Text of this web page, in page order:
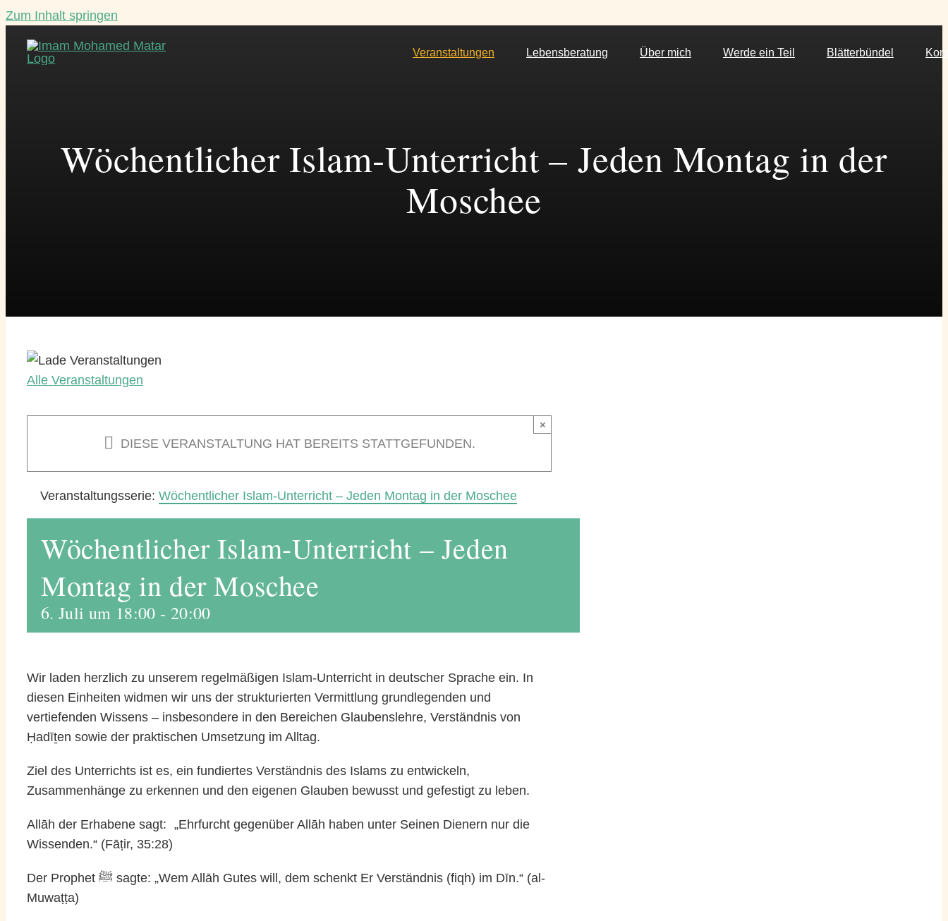
Zum Inhalt springen
Veranstaltungen Lebensberatung Über mich Werde ein Teil Blätterbündel
Wöchentlicher Islam-Unterricht – Jeden Montag in der
Moschee
Alle Veranstaltungen
DIESE VERANSTALTUNG HAT BEREITS STATTGEFUNDEN.
×
Veranstaltungsserie: Wöchentlicher Islam-Unterricht – Jeden Montag in der Moschee
Wöchentlicher Islam-Unterricht – Jeden
Montag in der Moschee
6. Juli um 18:00 - 20:00
Wir laden herzlich zu unserem regelmäßigen Islam-Unterricht in deutscher Sprache ein. In
diesen Einheiten widmen wir uns der strukturierten Vermittlung grundlegenden und
vertiefenden Wissens – insbesondere in den Bereichen Glaubenslehre, Verständnis von
Ḥadīṯen sowie der praktischen Umsetzung im Alltag.
Ziel des Unterrichts ist es, ein fundiertes Verständnis des Islams zu entwickeln,
Zusammenhänge zu erkennen und den eigenen Glauben bewusst und gefestigt zu leben.
Allāh der Erhabene sagt: „Ehrfurcht gegenüber Allāh haben unter Seinen Dienern nur die
Wissenden.“ (Fāṭir, 35:28)
Der Prophet ﷺ sagte: „Wem Allāh Gutes will, dem schenkt Er Verständnis (fiqh) im Dīn.“ (al-
Muwaṭṭa)